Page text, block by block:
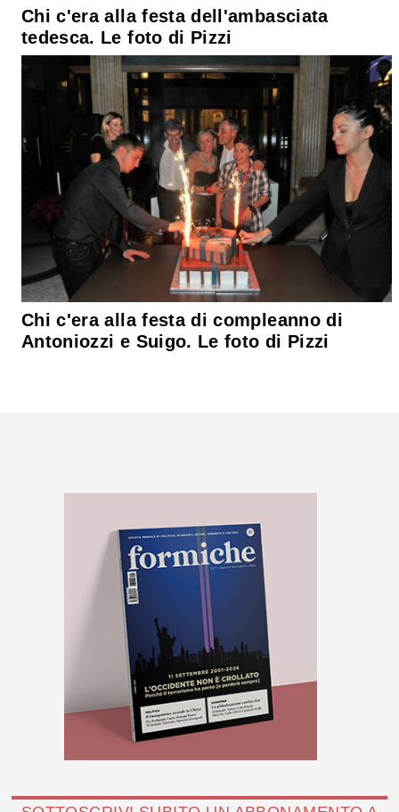
Chi c'era alla festa dell'ambasciata
tedesca. Le foto di Pizzi
Chi c'era alla festa di compleanno di
Antoniozzi e Suigo. Le foto di Pizzi